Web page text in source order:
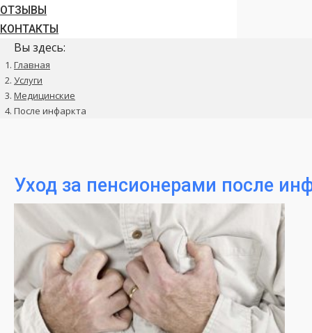
ОТЗЫВЫ
КОНТАКТЫ
Вы здесь:
Главная
Услуги
Медицинские
После инфаркта
Уход за пенсионерами после